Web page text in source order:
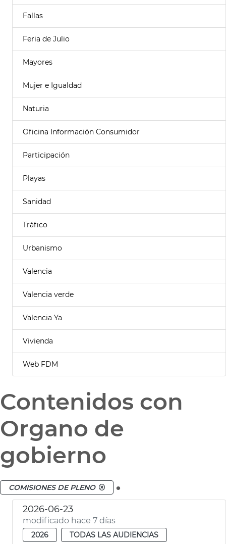
Fallas
Feria de Julio
Mayores
Mujer e Igualdad
Naturia
Oficina Información Consumidor
Participación
Playas
Sanidad
Tráfico
Urbanismo
Valencia
Valencia verde
Valencia Ya
Vivienda
Web FDM
Contenidos con
Organo de
gobierno
COMISIONES DE PLENO .
2026-06-23
modificado hace 7 días
2026
TODAS LAS AUDIENCIAS